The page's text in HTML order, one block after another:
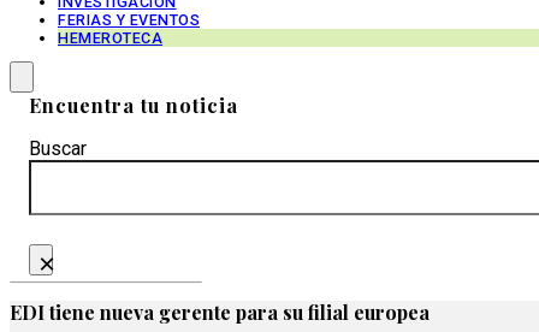
FERIAS Y EVENTOS
HEMEROTECA
Encuentra tu noticia
Buscar
×
EDI tiene nueva gerente para su filial europea